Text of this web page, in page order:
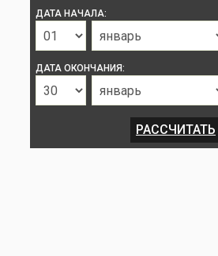
ДАТА НАЧАЛА:
ДАТА ОКОНЧАНИЯ: